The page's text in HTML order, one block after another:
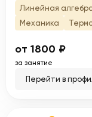
Линейная
Механика
от 1800 ₽
за занятие
Перейти в